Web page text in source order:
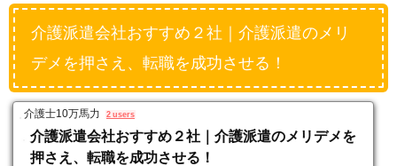
介護派遣会社おすすめ２社｜介護派遣のメリ
デメを押さえ、転職を成功させる！
介護士10万馬力 2 users
介護派遣会社おすすめ２社｜介護派遣のメリデメを
押さえ、転職を成功させる！